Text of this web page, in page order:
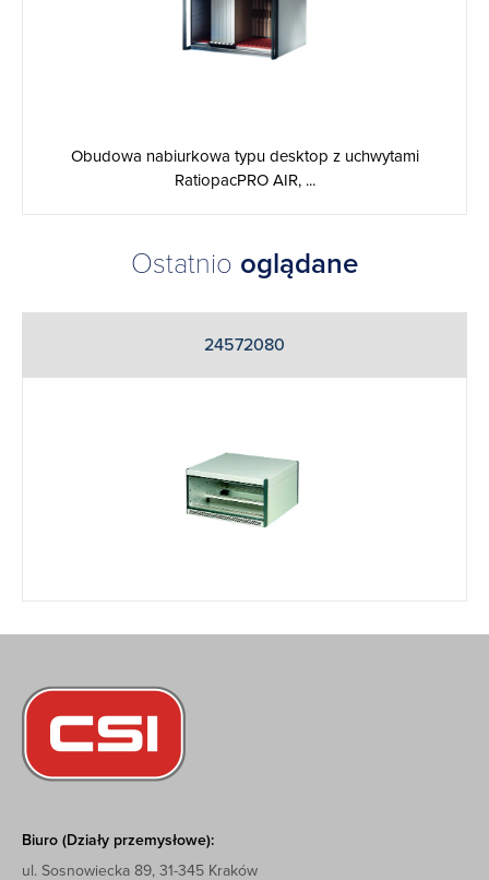
Obudowa nabiurkowa typu desktop z uchwytami
RatiopacPRO AIR, ...
Ostatnio oglądane
24572080
Biuro (Działy przemysłowe):
ul. Sosnowiecka 89, 31-345 Kraków